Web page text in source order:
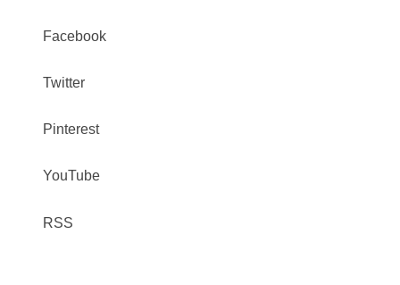
Facebook
Twitter
Pinterest
YouTube
RSS